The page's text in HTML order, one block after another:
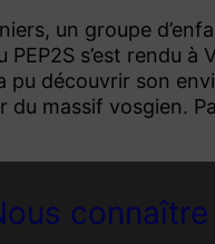
un groupe
PEP2S s’est rendu
pu découvrir son
du massif vosgien.
connaître